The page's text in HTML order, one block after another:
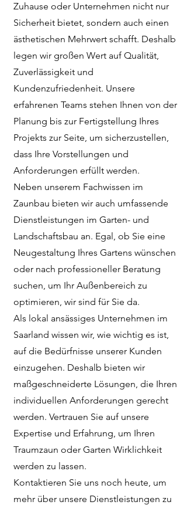
Zuhause oder Unternehmen nicht nur
Sicherheit bietet, sondern auch einen
ästhetischen Mehrwert schafft. Deshalb
legen wir großen Wert auf Qualität,
Zuverlässigkeit und
Kundenzufriedenheit. Unsere
erfahrenen Teams stehen Ihnen von der
Planung bis zur Fertigstellung Ihres
Projekts zur Seite, um sicherzustellen,
dass Ihre Vorstellungen und
Anforderungen erfüllt werden.
Neben unserem Fachwissen im
Zaunbau bieten wir auch umfassende
Dienstleistungen im Garten- und
Landschaftsbau an. Egal, ob Sie eine
Neugestaltung Ihres Gartens wünschen
oder nach professioneller Beratung
suchen, um Ihr Außenbereich zu
optimieren, wir sind für Sie da.
Als lokal ansässiges Unternehmen im
Saarland wissen wir, wie wichtig es ist,
auf die Bedürfnisse unserer Kunden
einzugehen. Deshalb bieten wir
maßgeschneiderte Lösungen, die Ihren
individuellen Anforderungen gerecht
werden. Vertrauen Sie auf unsere
Expertise und Erfahrung, um Ihren
Traumzaun oder Garten Wirklichkeit
werden zu lassen.
Kontaktieren Sie uns noch heute, um
mehr über unsere Dienstleistungen zu